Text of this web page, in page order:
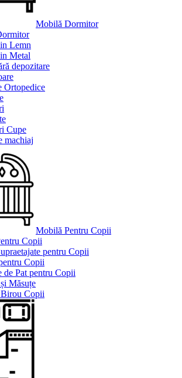
Mobilă Dormitor
Lemn
Metal
depozitare
Ortopedice
Cupe
machiaj
Mobilă Pentru Copii
Copii
pentru Copii
Copii
de Pat pentru Copii
Măsuțe
Birou Copii